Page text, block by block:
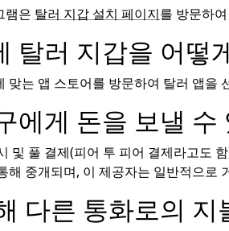
램은 탈러 지갑 설치 페이지를 방문하
탈러 지갑을 어떻
맞는 앱 스토어를 방문하여 탈러 앱을
에게 돈을 보낼 수
및 풀 결제(피어 투 피어 결제라고도
해 중개되며, 이 제공자는 일반적으로
다른 통화로의